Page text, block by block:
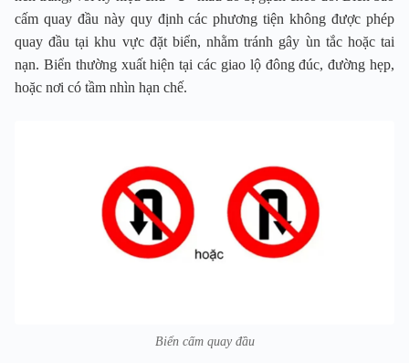
cấm quay đầu này quy định các phương tiện không được phép
quay đầu tại khu vực đặt biển, nhằm tránh gây ùn tắc hoặc tai
nạn. Biển thường xuất hiện tại các giao lộ đông đúc, đường hẹp,
hoặc nơi có tầm nhìn hạn chế.
Biển cấm quay đầu